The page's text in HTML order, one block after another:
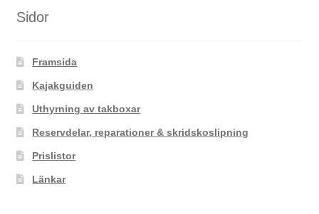
Sidor
Framsida
Kajakguiden
Uthyrning av takboxar
Reservdelar, reparationer & skridskoslipning
Prislistor
Länkar